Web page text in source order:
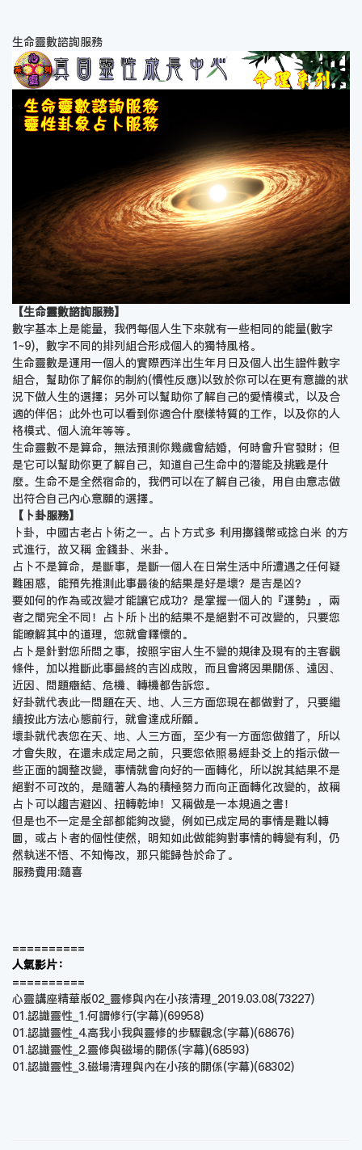
生命靈數諮詢服務
【生命靈數諮詢服務】
數字基本上是能量，我們每個人生下來就有一些相同的能量(數字
1~9)，數字不同的排列組合形成個人的獨特風格。
生命靈數是運用一個人的實際西洋出生年月日及個人出生證件數字
組合，幫助你了解你的制約(慣性反應)以致於你可以在更有意識的狀
況下做人生的選擇；另外可以幫助你了解自己的愛情模式，以及合
適的伴侶；此外也可以看到你適合什麼樣特質的工作，以及你的人
格模式、個人流年等等。
生命靈數不是算命，無法預測你幾歲會結婚，何時會升官發財；但
是它可以幫助你更了解自己，知道自己生命中的潛能及挑戰是什
麼。生命不是全然宿命的，我們可以在了解自己後，用自由意志做
出符合自己內心意願的選擇。
【卜卦服務】
卜卦，中國古老占卜術之一。占卜方式多 利用擲錢幣或捻白米 的方
式進行，故又稱 金錢卦、米卦。
占卜不是算命，是斷事，是斷一個人在日常生活中所遭遇之任何疑
難困惑，能預先推測此事最後的結果是好是壞？是吉是凶？
要如何的作為或改變才能讓它成功？是掌握一個人的『運勢』，兩
者之間完全不同！占卜所卜出的結果不是絕對不可改變的，只要您
能暸解其中的道理，您就會釋懷的。
占卜是針對您所問之事，按照宇宙人生不變的規律及現有的主客觀
條件，加以推斷此事最終的吉凶成敗，而且會將因果關係、遠因、
近因、問題癥結、危機、轉機都告訴您。
好卦就代表此一問題在天、地、人三方面您現在都做對了，只要繼
續按此方法心態前行，就會達成所願。
壞卦就代表您在天、地、人三方面，至少有一方面您做錯了，所以
才會失敗，在還未成定局之前，只要您依照易經卦爻上的指示做一
些正面的調整改變，事情就會向好的一面轉化，所以說其結果不是
絕對不可改的，是隨著人為的積極努力而向正面轉化改變的，故稱
占卜可以趨吉避凶、扭轉乾坤！又稱做是一本規過之書！
但是也不一定是全部都能夠改變，例如已成定局的事情是難以轉
圜，或占卜者的個性使然，明知如此做能夠對事情的轉變有利，仍
然執迷不悟、不知悔改，那只能歸咎於命了。
服務費用:隨喜
==========
人氣影片：
==========
心靈講座精華版02_靈修與內在小孩清理_2019.03.08(73227)
01.認識靈性_1.何謂修行(字幕)(69958)
01.認識靈性_4.高我小我與靈修的步驟觀念(字幕)(68676)
01.認識靈性_2.靈修與磁場的關係(字幕)(68593)
01.認識靈性_3.磁場清理與內在小孩的關係(字幕)(68302)